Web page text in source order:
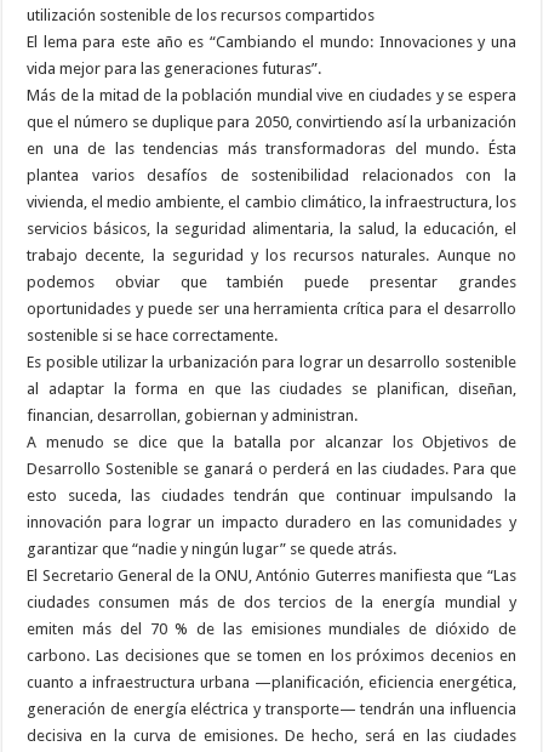
utilización sostenible de los recursos compartidos
El lema para este año es “Cambiando el mundo: Innovaciones y una
vida mejor para las generaciones futuras”.
Más de la mitad de la población mundial vive en ciudades y se espera
que el número se duplique para 2050, convirtiendo así la urbanización
en una de las tendencias más transformadoras del mundo. Ésta
plantea varios desafíos de sostenibilidad relacionados con la
vivienda, el medio ambiente, el cambio climático, la infraestructura, los
servicios básicos, la seguridad alimentaria, la salud, la educación, el
trabajo decente, la seguridad y los recursos naturales. Aunque no
podemos obviar que también puede presentar grandes
oportunidades y puede ser una herramienta crítica para el desarrollo
sostenible si se hace correctamente.
Es posible utilizar la urbanización para lograr un desarrollo sostenible
al adaptar la forma en que las ciudades se planifican, diseñan,
financian, desarrollan, gobiernan y administran.
A menudo se dice que la batalla por alcanzar los Objetivos de
Desarrollo Sostenible se ganará o perderá en las ciudades. Para que
esto suceda, las ciudades tendrán que continuar impulsando la
innovación para lograr un impacto duradero en las comunidades y
garantizar que “nadie y ningún lugar” se quede atrás.
El Secretario General de la ONU, António Guterres manifiesta que “Las
ciudades consumen más de dos tercios de la energía mundial y
emiten más del 70 % de las emisiones mundiales de dióxido de
carbono. Las decisiones que se tomen en los próximos decenios en
cuanto a infraestructura urbana —planificación, eficiencia energética,
generación de energía eléctrica y transporte— tendrán una influencia
decisiva en la curva de emisiones. De hecho, será en las ciudades